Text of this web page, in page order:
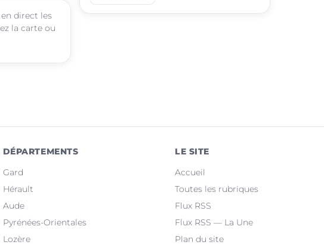
direct les
la carte ou
Le Vigan-en-Quercy
DÉPARTEMENTS
Gard
Hérault
Aude
Pyrénées-Orientales
Lozère
LE SITE
Accueil
Toutes les rubriques
Flux RSS
Flux RSS — La Une
Plan du site